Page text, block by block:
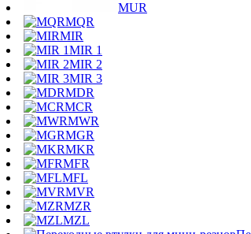
MUR
MQR
MIR
MIR 1
MIR 2
MIR 3
MDR
MCR
MWR
MGR
MKR
MFR
MFL
MVR
MZR
MZL